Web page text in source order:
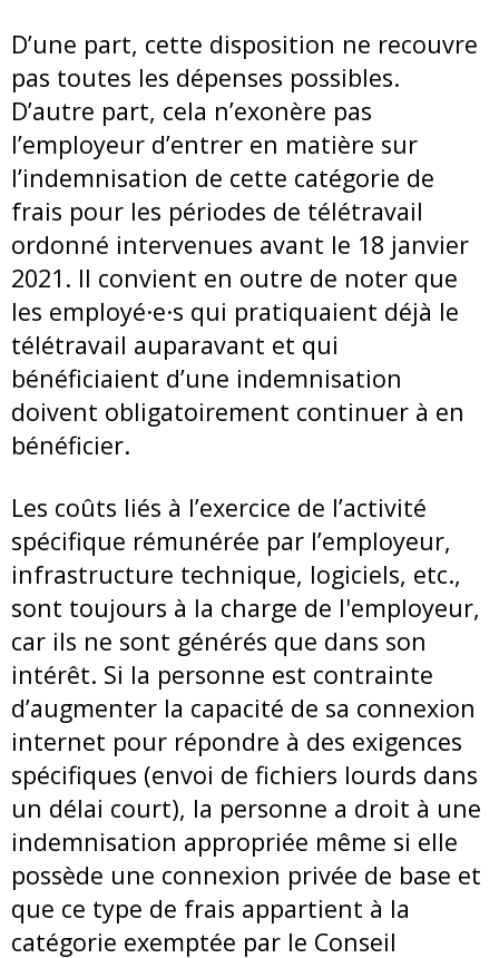
D’une part, cette disposition ne recouvre
pas toutes les dépenses possibles.
D’autre part, cela n’exonère pas
l’employeur d’entrer en matière sur
l’indemnisation de cette catégorie de
frais pour les périodes de télétravail
ordonné intervenues avant le 18 janvier
2021. Il convient en outre de noter que
les employé·e·s qui pratiquaient déjà le
télétravail auparavant et qui
bénéficiaient d’une indemnisation
doivent obligatoirement continuer à en
bénéficier.
Les coûts liés à l’exercice de l’activité
spécifique rémunérée par l’employeur,
infrastructure technique, logiciels, etc.,
sont toujours à la charge de l'employeur,
car ils ne sont générés que dans son
intérêt. Si la personne est contrainte
d’augmenter la capacité de sa connexion
internet pour répondre à des exigences
spécifiques (envoi de fichiers lourds dans
un délai court), la personne a droit à une
indemnisation appropriée même si elle
possède une connexion privée de base et
que ce type de frais appartient à la
catégorie exemptée par le Conseil